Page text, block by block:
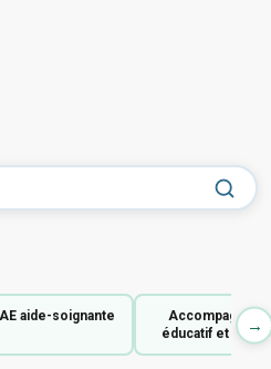
aide-soignante
Accompagnant
éducatif et social
→